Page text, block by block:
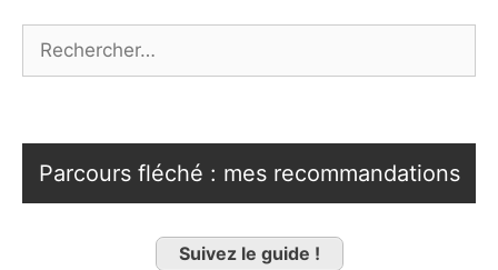
Parcours fléché : mes recommandations
Suivez le guide !